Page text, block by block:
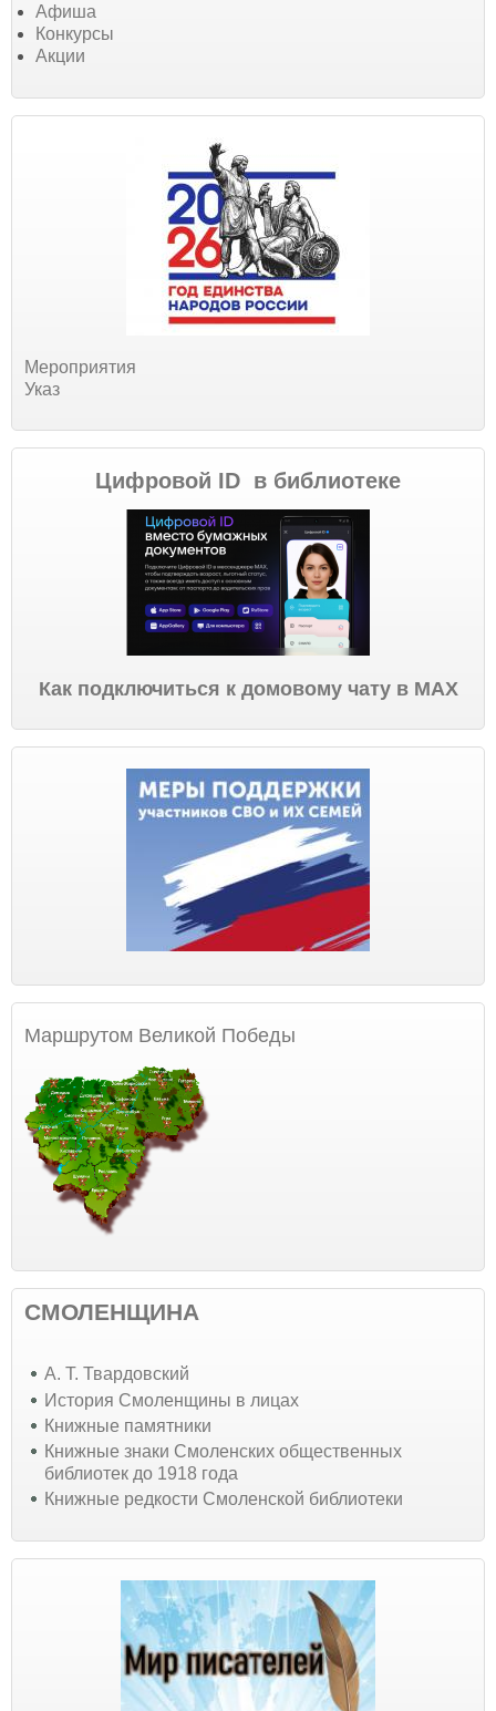
Афиша
Конкурсы
Акции
Мероприятия
Указ
Цифровой ID в библиотеке
Как подключиться к домовому чату в МАХ
Маршрутом Великой Победы
СМОЛЕНЩИНА
А. Т. Твардовский
История Смоленщины в лицах
Книжные памятники
Книжные знаки Смоленских общественных
библиотек до 1918 года
Книжные редкости Смоленской библиотеки